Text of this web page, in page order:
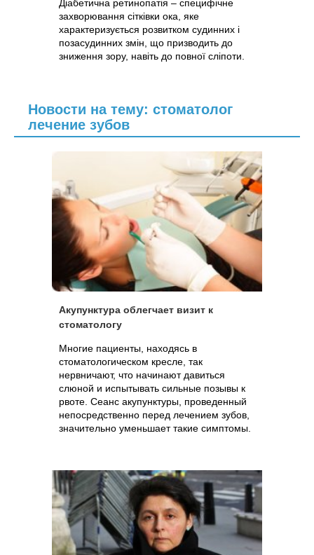
Діабетична ретинопатія – специфічне
захворювання сітківки ока, яке
характеризується розвитком судинних і
позасудинних змін, що призводить до
зниження зору, навіть до повної сліпоти.
Новости на тему: стоматолог
лечение зубов
Акупунктура облегчает визит к
стоматологу
Многие пациенты, находясь в
стоматологическом кресле, так
нервничают, что начинают давиться
слюной и испытывать сильные позывы к
рвоте. Сеанс акупунктуры, проведенный
непосредственно перед лечением зубов,
значительно уменьшает такие симптомы.